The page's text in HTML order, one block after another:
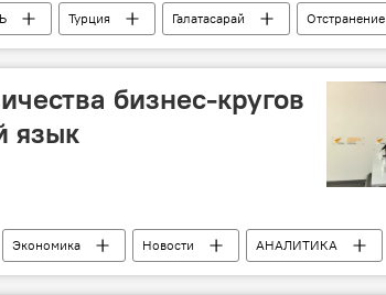
Турция Галатасарай
Отстранение
бизнес-кругов
язык
Экономика Новости
АНАЛИТИКА